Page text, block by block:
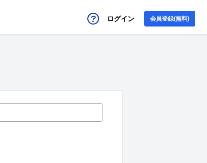
ログイン 会員登録(無料)